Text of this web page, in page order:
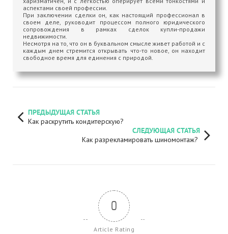
аспектами своей профессии.
При заключении сделки он, как настоящий профессионал в
своем деле, руководит процессом полного юридического
сопровождения в рамках сделок купли-продажи
недвижимости.
Несмотря на то, что он в буквальном смысле живет работой и с
каждым днем стремится открывать что-то новое, он находит
свободное время для единения с природой.
ПРЕДЫДУЩАЯ СТАТЬЯ
Как раскрутить кондитерскую?
СЛЕДУЮЩАЯ СТАТЬЯ
Как разрекламировать шиномонтаж?
0
Article Rating